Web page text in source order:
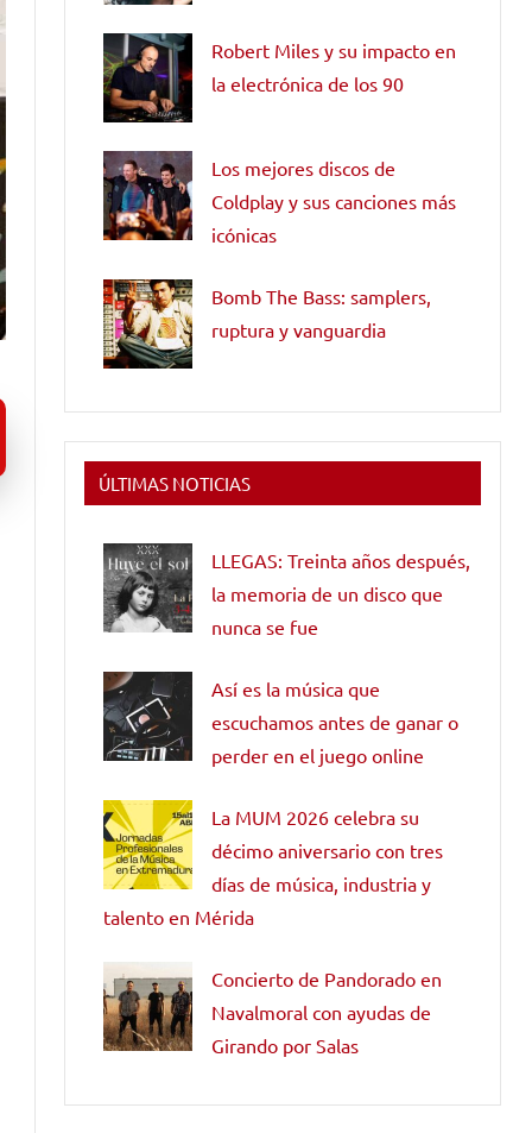
Robert Miles y su impacto en
la electrónica de los 90
Los mejores discos de
Coldplay y sus canciones más
icónicas
Bomb The Bass: samplers,
ruptura y vanguardia
ÚLTIMAS NOTICIAS
LLEGAS: Treinta años después,
la memoria de un disco que
nunca se fue
Así es la música que
escuchamos antes de ganar o
perder en el juego online
La MUM 2026 celebra su
décimo aniversario con tres
días de música, industria y
talento en Mérida
Concierto de Pandorado en
Navalmoral con ayudas de
Girando por Salas